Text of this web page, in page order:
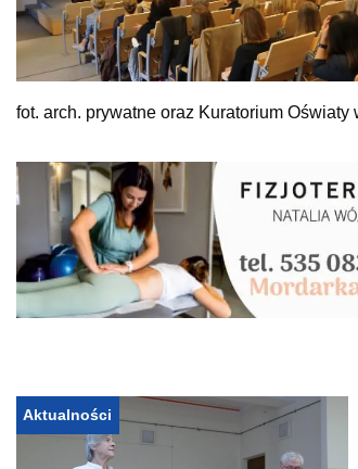
fot. arch. prywatne oraz Kuratorium Oświaty
Aktualności